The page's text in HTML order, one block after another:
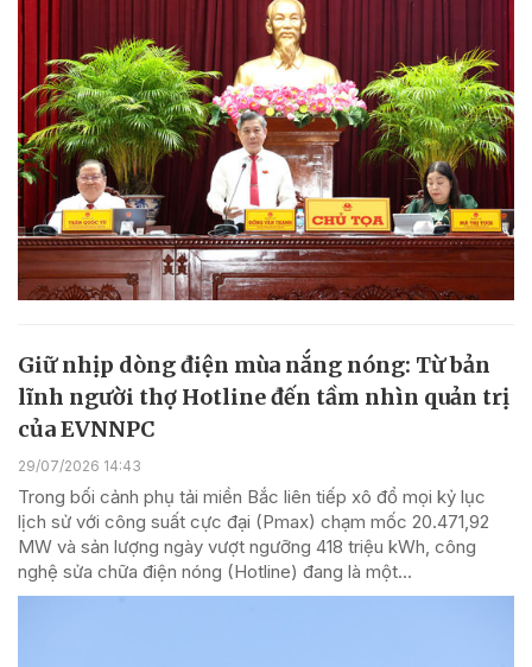
Giữ nhịp dòng điện mùa nắng nóng: Từ bản
lĩnh người thợ Hotline đến tầm nhìn quản trị
của EVNNPC
29/07/2026 14:43
Trong bối cảnh phụ tải miền Bắc liên tiếp xô đổ mọi kỷ lục
lịch sử với công suất cực đại (Pmax) chạm mốc 20.471,92
MW và sản lượng ngày vượt ngưỡng 418 triệu kWh, công
nghệ sửa chữa điện nóng (Hotline) đang là một...